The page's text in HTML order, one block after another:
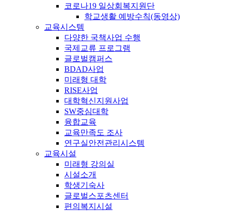
코로나19 일상회복지원단
학교생활 예방수칙(동영상)
교육시스템
다양한 국책사업 수행
국제교류 프로그램
글로벌캠퍼스
BDAD사업
미래형 대학
RISE사업
대학혁신지원사업
SW중심대학
융합교육
교육만족도 조사
연구실안전관리시스템
교육시설
미래형 강의실
시설소개
학생기숙사
글로벌스포츠센터
편의복지시설